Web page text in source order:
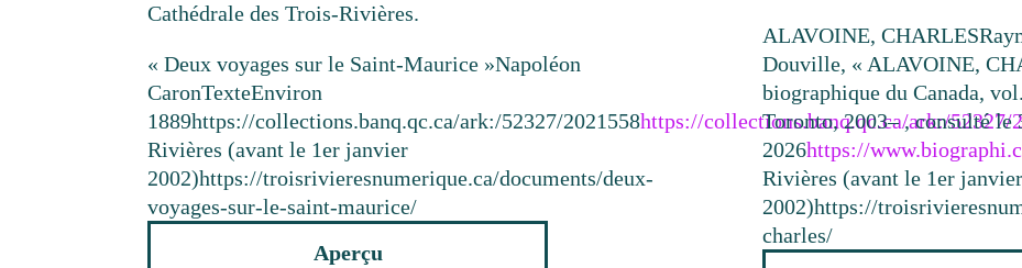
Cathédrale des Trois-Rivières.
« Deux voyages sur le Saint-Maurice »Napoléon
CaronTexteEnviron
1889https://collections.banq.qc.ca/ark:/52327/2021558https://collections.banq.qc.ca/ark:/52327/
Rivières (avant le 1er janvier
2002)https://troisrivieresnumerique.ca/documents/deux-
voyages-sur-le-saint-maurice/
Aperçu
ALAVOINE, CHARLES
Douville, « ALAVOINE,
biographique du Canada,
Toronto, 2003– , consulté le
2026https://
Rivières (avant le 1er janvier
2002)https://
charles/